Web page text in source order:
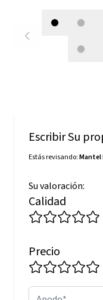
Escribir Su
Estás revisando:Mantel
Su valoración:
Calidad
Precio
Apodo